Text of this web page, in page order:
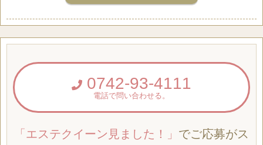
0742-93-4111
電話で問い合わせる。
「エステクイーン見ました！」 でご応募がス